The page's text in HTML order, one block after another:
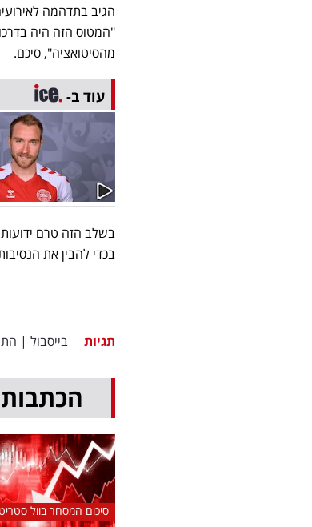
הגיב בתדהמה
"המטוס הזה היה
מהסיטואציה", סיכם.
עוד ב-
בשלב הזה טרם
בכדי להבין את
תגיות בייסבול |
סיכום המסחר בוול סטריט